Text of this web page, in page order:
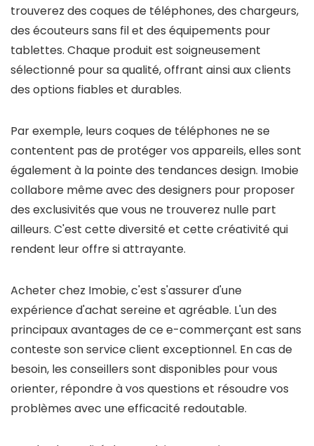
trouverez des coques de téléphones, des chargeurs,
des écouteurs sans fil et des équipements pour
tablettes. Chaque produit est soigneusement
sélectionné pour sa qualité, offrant ainsi aux clients
des options fiables et durables.
Par exemple, leurs coques de téléphones ne se
contentent pas de protéger vos appareils, elles sont
également à la pointe des tendances design. Imobie
collabore même avec des designers pour proposer
des exclusivités que vous ne trouverez nulle part
ailleurs. C'est cette diversité et cette créativité qui
rendent leur offre si attrayante.
Acheter chez Imobie, c'est s'assurer d'une
expérience d'achat sereine et agréable. L'un des
principaux avantages de ce e-commerçant est sans
conteste son service client exceptionnel. En cas de
besoin, les conseillers sont disponibles pour vous
orienter, répondre à vos questions et résoudre vos
problèmes avec une efficacité redoutable.